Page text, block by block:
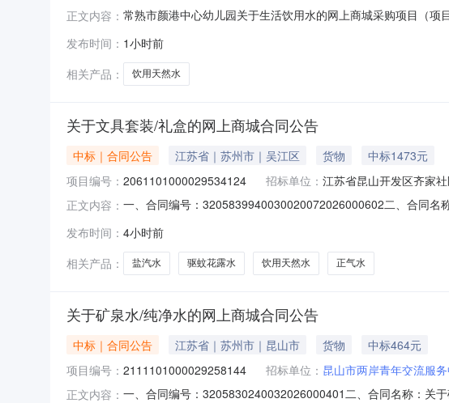
正文内容： 常熟市颜港中心幼儿园关于生活饮用水的网上商城采购项目（
所在行政区划名称:江苏省苏州市常熟市报价起止时间:-二、采购
发布时间： 1小时前
相关产品：
饮用天然水
关于文具套装/礼盒的网上商城合同公告
中标｜合同公告 江苏省｜苏州市｜吴江区 货物
中标1473元
项目编号： 2061101000029534124 招标单位： 江苏省昆山开发区齐家
正文内容： 一、合同编号：3205839940030020072026000602二、合同名
司地址：江苏省苏州市吴江区苏州市吴江区东太湖生态旅游度
发布时间： 4小时前
相关产品：
盐汽水 驱蚊花露水 饮用天然水 正气水
关于矿泉水/纯净水的网上商城合同公告
中标｜合同公告 江苏省｜苏州市｜昆山市 货物
中标464元
项目编号： 2111101000029258144 招标单位： 昆山市两岸青年交流服
正文内容： 一、合同编号：3205830240032026000401二、合同名称：关